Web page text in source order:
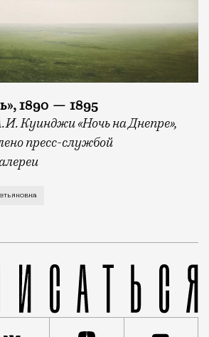
1890 — 1895
Куинджи «Ночь на Днепре»,
пресс-службой
«очередь на Серова»-2. Дело в